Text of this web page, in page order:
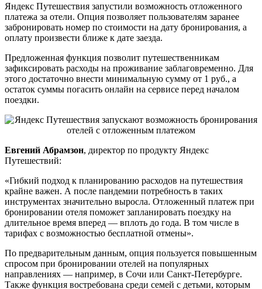
Яндекс Путешествия запустили возможность отложенного
платежа за отели. Опция позволяет пользователям заранее
забронировать номер по стоимости на дату бронирования, а
оплату произвести ближе к дате заезда.
Предложенная функция позволит путешественникам
зафиксировать расходы на проживание заблаговременно. Для
этого достаточно внести минимальную сумму от 1 руб., а
остаток суммы погасить онлайн на сервисе перед началом
поездки.
Евгений Абрамзон, директор по продукту Яндекс
Путешествий:
«Гибкий подход к планированию расходов на путешествия
крайне важен. А после пандемии потребность в таких
инструментах значительно выросла. Отложенный платеж при
бронировании отеля поможет запланировать поездку на
длительное время вперед — вплоть до года. В том числе в
тарифах с возможностью бесплатной отмены».
По предварительным данным, опция пользуется повышенным
спросом при бронировании отелей на популярных
направлениях — например, в Сочи или Санкт-Петербурге.
Также функция востребована среди семей с детьми, которым